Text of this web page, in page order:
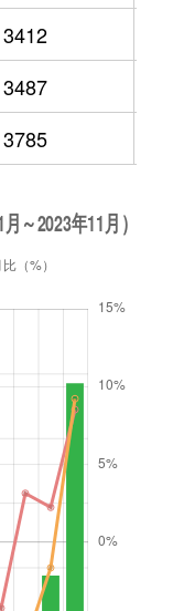
3412
3487
3785